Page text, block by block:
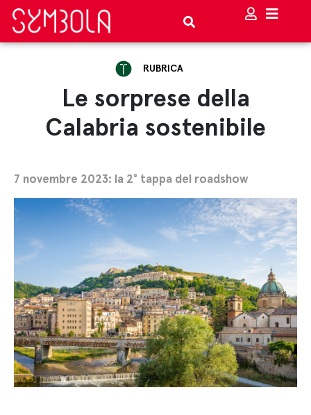
RUBRICA
Le sorprese della
Calabria sostenibile
7 novembre 2023: la 2° tappa del roadshow